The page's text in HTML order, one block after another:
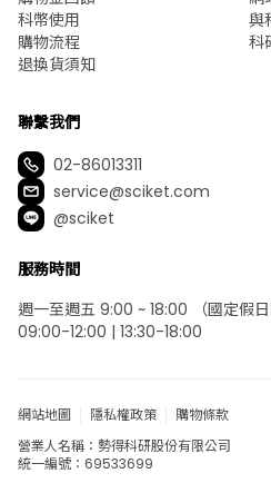
其他
TOTAKU INDUSTRIES 【裁
切品】食品軟管 TAC SD-
C 食品 65 公釐 長度 1 公